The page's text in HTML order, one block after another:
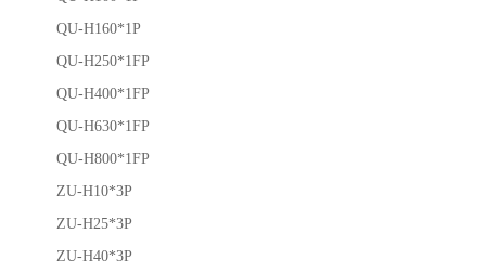
QU-H160*1P
QU-H250*1FP
QU-H400*1FP
QU-H630*1FP
QU-H800*1FP
ZU-H10*3P
ZU-H25*3P
ZU-H40*3P